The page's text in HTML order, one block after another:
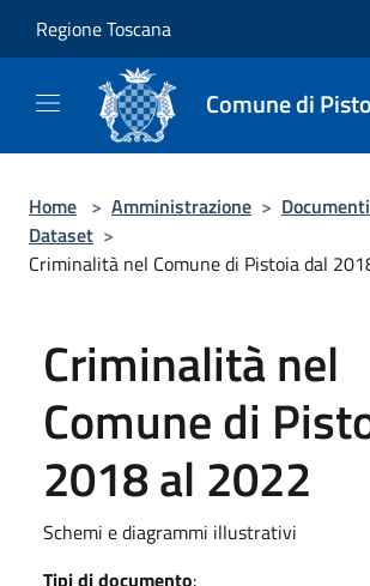
Regione Toscana
Comune di
Home > Amministrazione >
Dataset >
Criminalità nel Comune di Pistoia dal
Criminalità nel
Comune di
2018 al 2022
Schemi e diagrammi illustrativi
Tipi di documento: